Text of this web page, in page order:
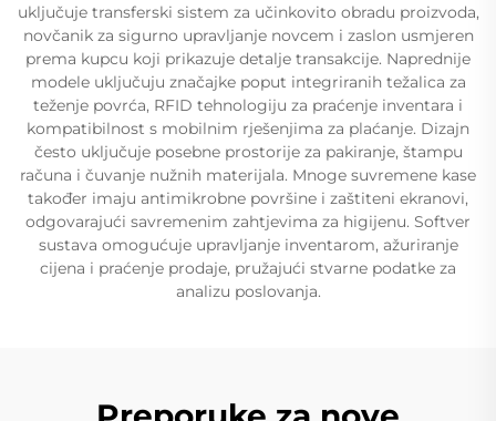
uključuje transferski sistem za učinkovito obradu proizvoda,
novčanik za sigurno upravljanje novcem i zaslon usmjeren
prema kupcu koji prikazuje detalje transakcije. Naprednije
modele uključuju značajke poput integriranih težalica za
teženje povrća, RFID tehnologiju za praćenje inventara i
kompatibilnost s mobilnim rješenjima za plaćanje. Dizajn
često uključuje posebne prostorije za pakiranje, štampu
računa i čuvanje nužnih materijala. Mnoge suvremene kase
također imaju antimikrobne površine i zaštiteni ekranovi,
odgovarajući savremenim zahtjevima za higijenu. Softver
sustava omogućuje upravljanje inventarom, ažuriranje
cijena i praćenje prodaje, pružajući stvarne podatke za
analizu poslovanja.